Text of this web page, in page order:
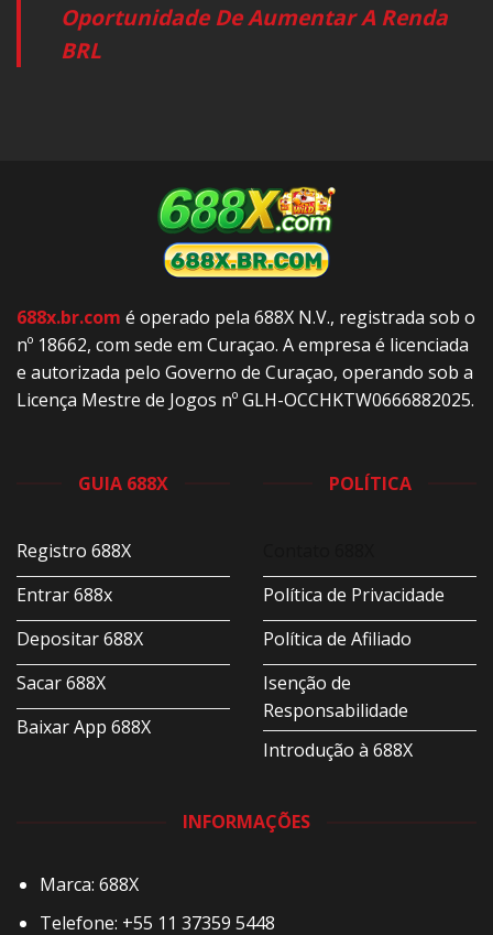
Oportunidade De Aumentar A Renda
BRL
688x.br.com é operado pela 688X N.V., registrada sob o
nº 18662, com sede em Curaçao. A empresa é licenciada
e autorizada pelo Governo de Curaçao, operando sob a
Licença Mestre de Jogos nº GLH-OCCHKTW0666882025.
GUIA 688X
Registro 688X
Entrar 688x
Depositar 688X
Sacar 688X
Baixar App 688X
POLÍTICA
Política de Privacidade
Política de Afiliado
Isenção de
Responsabilidade
Introdução à 688X
INFORMAÇÕES
Marca: 688X
Telefone: +55 11 37359 5448